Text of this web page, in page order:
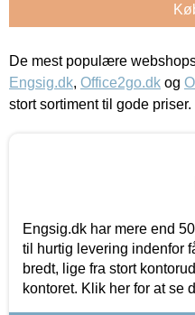
De mest populære
Engsig.dk, Office2go.dk og
stort sortiment til gode priser.
Engsig.dk har mere end
til hurtig levering indenfor
bredt, lige fra stort
kontoret. Klik her for at se